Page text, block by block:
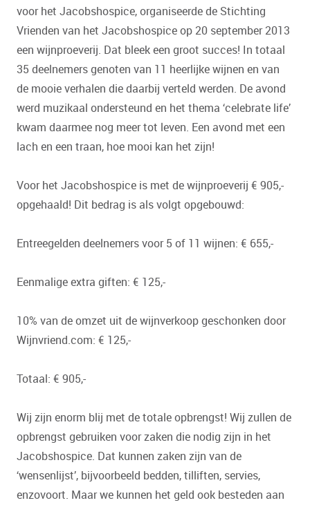
voor het Jacobshospice, organiseerde de Stichting
Vrienden van het Jacobshospice op 20 september 2013
een wijnproeverij. Dat bleek een groot succes! In totaal
35 deelnemers genoten van 11 heerlijke wijnen en van
de mooie verhalen die daarbij verteld werden. De avond
werd muzikaal ondersteund en het thema ‘celebrate life’
kwam daarmee nog meer tot leven. Een avond met een
lach en een traan, hoe mooi kan het zijn!
Voor het Jacobshospice is met de wijnproeverij € 905,-
opgehaald! Dit bedrag is als volgt opgebouwd:
Entreegelden deelnemers voor 5 of 11 wijnen: € 655,-
Eenmalige extra giften: € 125,-
10% van de omzet uit de wijnverkoop geschonken door
Wijnvriend.com: € 125,-
Totaal: € 905,-
Wij zijn enorm blij met de totale opbrengst! Wij zullen de
opbrengst gebruiken voor zaken die nodig zijn in het
Jacobshospice. Dat kunnen zaken zijn van de
‘wensenlijst’, bijvoorbeeld bedden, tilliften, servies,
enzovoort. Maar we kunnen het geld ook besteden aan